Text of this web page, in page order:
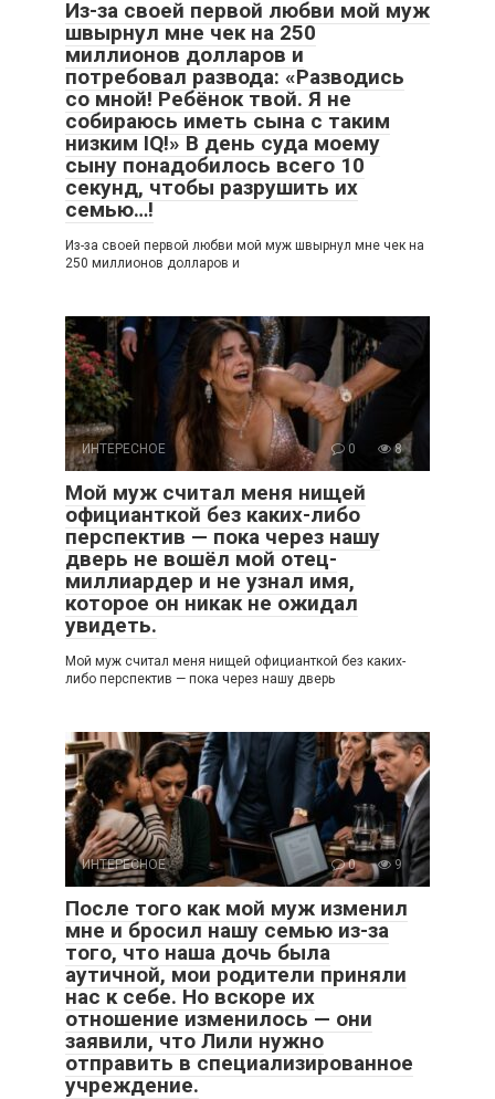
Из-за своей первой любви мой муж
швырнул мне чек на 250
миллионов долларов и
потребовал развода: «Разводись
со мной! Ребёнок твой. Я не
собираюсь иметь сына с таким
низким IQ!» В день суда моему
сыну понадобилось всего 10
секунд, чтобы разрушить их
семью…!
Из-за своей первой любви мой муж швырнул мне чек на
250 миллионов долларов и
ИНТЕРЕСНОЕ 0 8
Мой муж считал меня нищей
официанткой без каких-либо
перспектив — пока через нашу
дверь не вошёл мой отец-
миллиардер и не узнал имя,
которое он никак не ожидал
увидеть.
Мой муж считал меня нищей официанткой без каких-
либо перспектив — пока через нашу дверь
ИНТЕРЕСНОЕ 0 9
После того как мой муж изменил
мне и бросил нашу семью из-за
того, что наша дочь была
аутичной, мои родители приняли
нас к себе. Но вскоре их
отношение изменилось — они
заявили, что Лили нужно
отправить в специализированное
учреждение.